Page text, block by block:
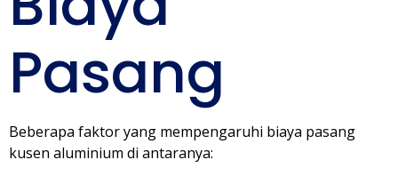
Pasang
Beberapa faktor yang mempengaruhi biaya pasang
kusen aluminium di antaranya: